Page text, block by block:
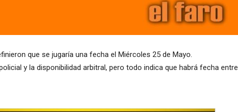
que se jugaría una fecha el Miércoles 25 de Mayo.
y la disponibilidad arbitral, pero todo indica que habrá fecha entre